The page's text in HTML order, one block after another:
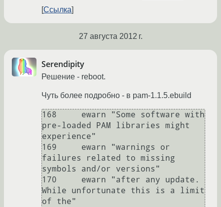
Ссылка
27 августа 2012 г.
Serendipity
Решение - reboot.
Чуть более подробно - в pam-1.1.5.ebuild
168     ewarn "Some software with
pre-loaded PAM libraries might
experience"
169     ewarn "warnings or
failures related to missing
symbols and/or versions"
170     ewarn "after any update.
While unfortunate this is a limit
of the"